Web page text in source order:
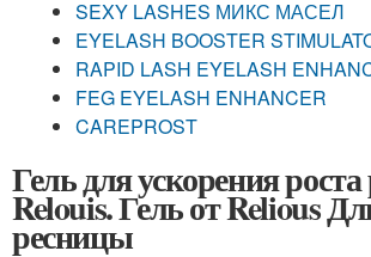
SEXY LASHES МИКС МАСЕЛ
EYELASH BOOSTER
RAPID LASH EYELASH
FEG EYELASH ENHANCER
CAREPROST
Гель для ускорения
Relouis. Гель от Relious
ресницы